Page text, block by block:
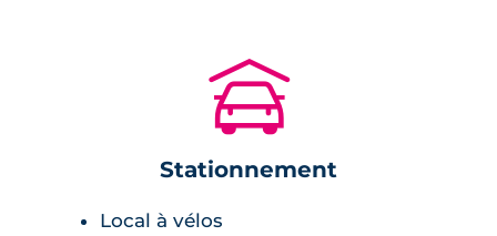
quelques commerces et services
(supermarché, Poste...).
Description de la résidence
Les appartement de cette résidence neuve à
🚗
Stationnement
Local à vélos